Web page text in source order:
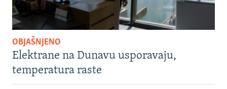
OBJAŠNJENO
Elektrane na Dunavu usporavaju,
temperatura raste